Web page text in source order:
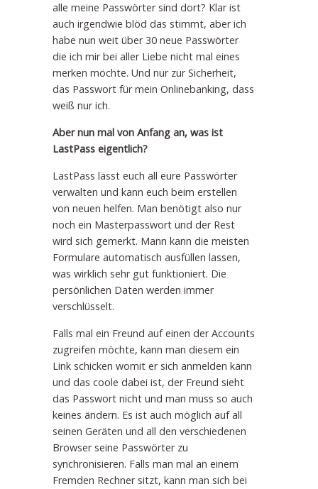
alle meine Passwörter sind dort? Klar ist
auch irgendwie blöd das stimmt, aber ich
habe nun weit über 30 neue Passwörter
die ich mir bei aller Liebe nicht mal eines
merken möchte. Und nur zur Sicherheit,
das Passwort für mein Onlinebanking, dass
weiß nur ich.
Aber nun mal von Anfang an, was ist
LastPass eigentlich?
LastPass lässt euch all eure Passwörter
verwalten und kann euch beim erstellen
von neuen helfen. Man benötigt also nur
noch ein Masterpasswort und der Rest
wird sich gemerkt. Mann kann die meisten
Formulare automatisch ausfüllen lassen,
was wirklich sehr gut funktioniert. Die
persönlichen Daten werden immer
verschlüsselt.
Falls mal ein Freund auf einen der Accounts
zugreifen möchte, kann man diesem ein
Link schicken womit er sich anmelden kann
und das coole dabei ist, der Freund sieht
das Passwort nicht und man muss so auch
keines ändern. Es ist auch möglich auf all
seinen Geräten und all den verschiedenen
Browser seine Passwörter zu
synchronisieren. Falls man mal an einem
Fremden Rechner sitzt, kann man sich bei